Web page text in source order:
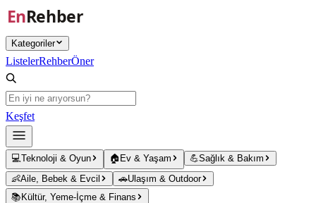
Ana içeriğe atla
Kategoriler
ListelerRehberÖner
Keşfet
💻Teknoloji & Oyun 🏠 Ev & Yaşam 💪Sağlık & Bakım
👶Aile, Bebek & Evcil 🚗Ulaşım & Outdoor
📚 Kültür, Yeme-İçme & Finans